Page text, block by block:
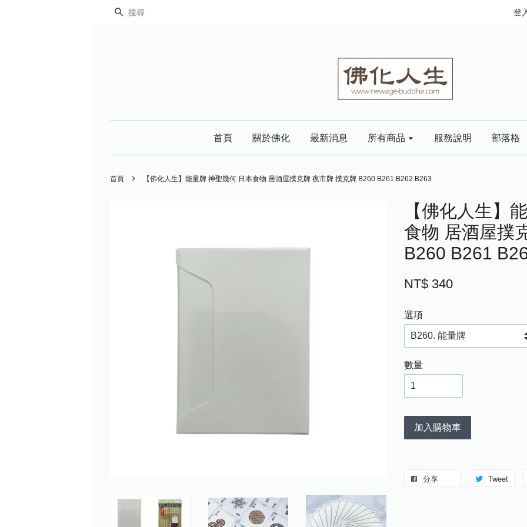
搜尋 登
首頁 關於佛化 最新消息 所有商品 服務說明 部落格
首頁 › 【佛化人生】能量牌 神聖幾何 日本食物 居酒屋撲克牌 夜市牌 撲克牌 B260 B261 B262 B263
【佛化人生】
食物 居酒屋撲
B260 B261
NT$ 340
選項
數量
加入購物車
分享 Tweet